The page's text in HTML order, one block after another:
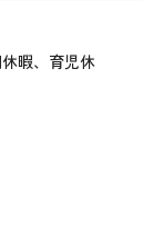
暇、育児休